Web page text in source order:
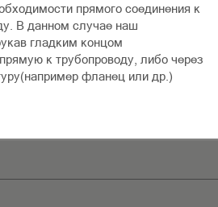
прямого соединения к
В данном случае наш
гладким концом
к трубопроводу, либо через
фланец или др.)